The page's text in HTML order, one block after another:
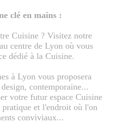
clé en mains :
Cuisine ? Visitez notre
centre de Lyon où vous
dédié à la Cuisine.
à Lyon vous proposera
contemporaine...
votre futur espace Cuisine
et l'endroit où l'on
conviviaux...